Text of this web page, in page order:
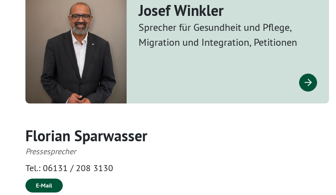
Josef Winkler
Sprecher für Gesundheit und Pflege,
Migration und Integration, Petitionen
Florian Sparwasser
Pressesprecher
Tel.: 06131 / 208 3130
E-Mail